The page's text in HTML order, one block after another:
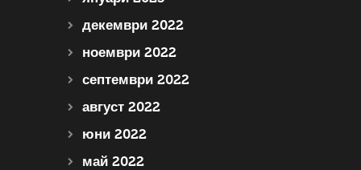
декември 2022
ноември 2022
септември 2022
август 2022
юни 2022
май 2022